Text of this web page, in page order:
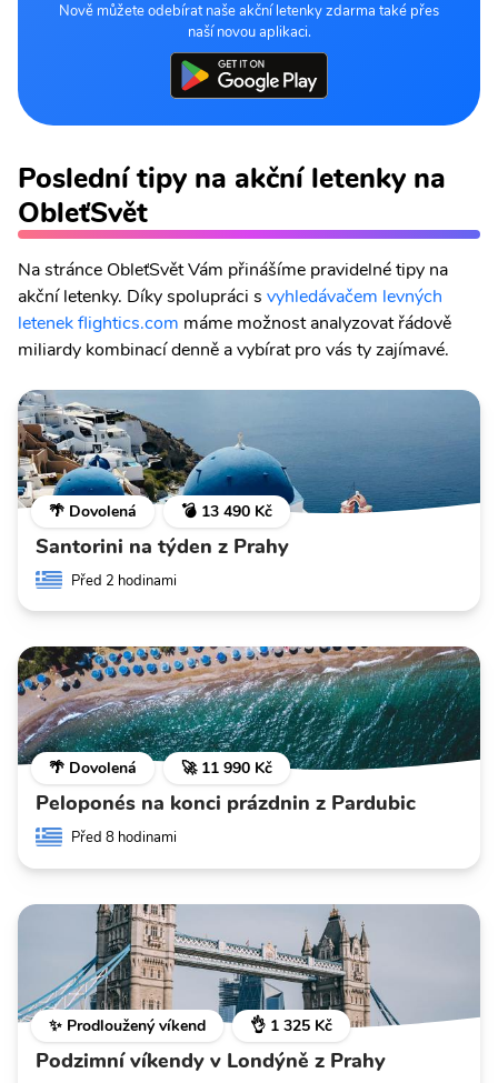
Nově můžete odebírat naše akční letenky zdarma také přes
naší novou aplikaci.
Poslední tipy na akční letenky na
ObleťSvět
Na stránce ObleťSvět Vám přinášíme pravidelné tipy na
akční letenky. Díky spolupráci s vyhledávačem levných
letenek flightics.com máme možnost analyzovat řádově
miliardy kombinací denně a vybírat pro vás ty zajímavé.
🌴 Dovolená 💣 13 490 Kč
Santorini na týden z Prahy
Před 2 hodinami
🌴 Dovolená 🚀 11 990 Kč
Peloponés na konci prázdnin z Pardubic
Před 8 hodinami
✨ Prodloužený víkend 👌 1 325 Kč
Podzimní víkendy v Londýně z Prahy